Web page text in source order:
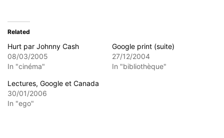
Related
Hurt par Johnny Cash
08/03/2005
In "cinéma"
Google print (suite)
27/12/2004
In "bibliothèque"
Lectures, Google et Canada
30/01/2006
In "ego"